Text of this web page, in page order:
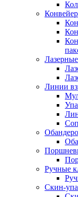
Линии
Ручные
Скин-